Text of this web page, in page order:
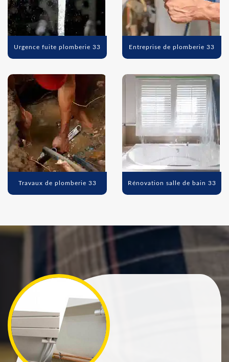
Urgence fuite plomberie 33 Entreprise de plomberie 33
Travaux de plomberie 33 Rénovation salle de bain 33